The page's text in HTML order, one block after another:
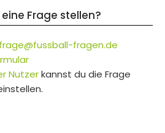
Frage stellen?
frage@fussball-fragen.de
Nutzerkannst du die Frage